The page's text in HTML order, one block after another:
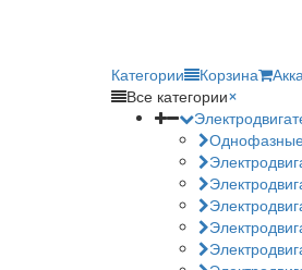
Категории Корзина
Все категории×
Однофазные